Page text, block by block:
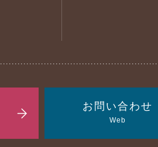
お問い合わせ
Web